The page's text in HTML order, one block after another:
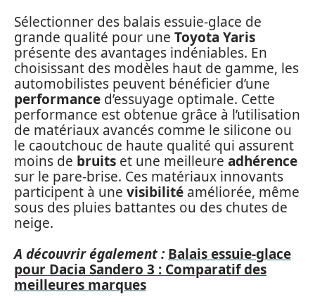
Sélectionner des balais essuie-glace de
grande qualité pour une Toyota Yaris
présente des avantages indéniables. En
choisissant des modèles haut de gamme, les
automobilistes peuvent bénéficier d’une
performance d’essuyage optimale. Cette
performance est obtenue grâce à l’utilisation
de matériaux avancés comme le silicone ou
le caoutchouc de haute qualité qui assurent
moins de bruits et une meilleure adhérence
sur le pare-brise. Ces matériaux innovants
participent à une visibilité améliorée, même
sous des pluies battantes ou des chutes de
neige.
A découvrir également : Balais essuie-glace
pour Dacia Sandero 3 : Comparatif des
meilleures marques